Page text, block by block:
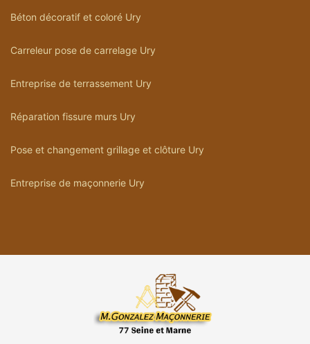
Béton décoratif et coloré Ury
Carreleur pose de carrelage Ury
Entreprise de terrassement Ury
Réparation fissure murs Ury
Pose et changement grillage et clôture Ury
Entreprise de maçonnerie Ury